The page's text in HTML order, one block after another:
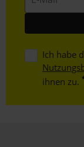
Mail
Ich habe
ihnen zu.